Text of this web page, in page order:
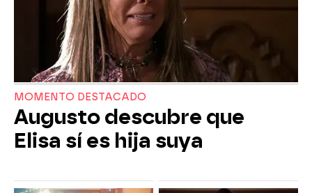
MOMENTO DESTACADO
Augusto descubre que
Elisa sí es hija suya